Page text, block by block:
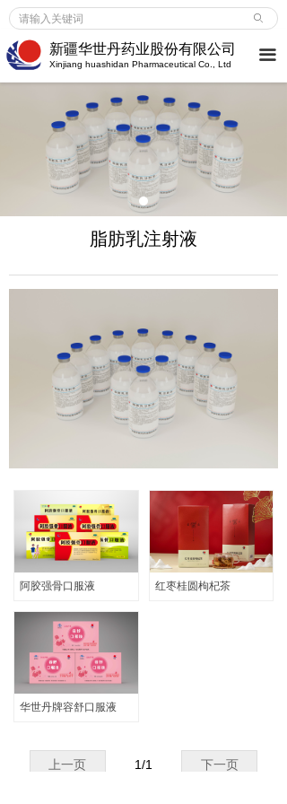
新疆华世丹药业股份有限公司
Xinjiang huashidan Pharmaceutical Co., Ltd
끀
首页
企业介绍
企业介绍
荣誉成就
大事记
新闻中心
媒体报道
产品服务
输液产品
口服液产品
代用茶
ꀂ 阿胶强骨专题
企业文化
招聘信息
联系我们
ꄙ
脂肪乳注射液
阿胶强骨口服液 红枣桂圆枸杞茶
华世丹牌容舒口服液
上一页 下一页
1/1